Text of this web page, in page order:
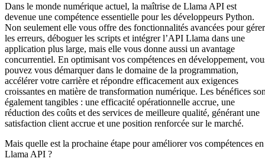
Dans le monde numérique actuel, la maîtrise de Llama API est
devenue une compétence essentielle pour les développeurs Python.
Non seulement elle vous offre des fonctionnalités avancées pour gérer
les erreurs, déboguer les scripts et intégrer l’API Llama dans une
application plus large, mais elle vous donne aussi un avantage
concurrentiel. En optimisant vos compétences en développement,
pouvez vous démarquer dans le domaine de la programmation,
accélérer votre carrière et répondre efficacement aux exigences
croissantes en matière de transformation numérique. Les bénéfices
également tangibles : une efficacité opérationnelle accrue, une
réduction des coûts et des services de meilleure qualité, générant une
satisfaction client accrue et une position renforcée sur le marché.
Mais quelle est la prochaine étape pour améliorer vos compétences en
Llama API ?